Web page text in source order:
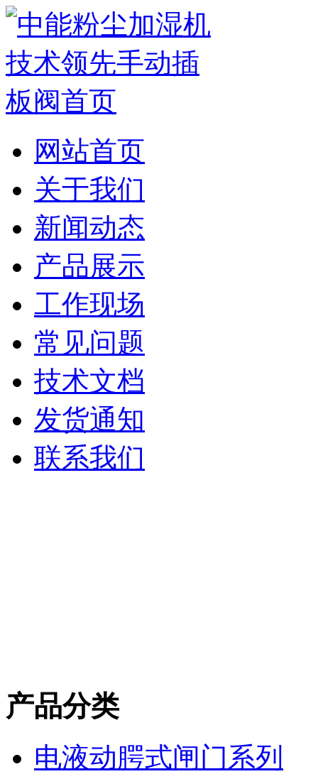
网站首页
关于我们
新闻动态
产品展示
工作现场
常见问题
技术文档
发货通知
联系我们
产品分类
电液动腭式闸门系列